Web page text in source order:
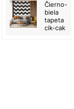
Čierno-
biela
tapeta
cik-cak